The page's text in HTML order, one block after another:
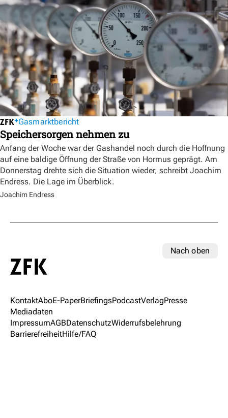
Gasmarktbericht
Speichersorgen nehmen zu
Anfang der Woche war der Gashandel noch durch die Hoffnung
auf eine baldige Öffnung der Straße von Hormus geprägt. Am
Donnerstag drehte sich die Situation wieder, schreibt Joachim
Endress. Die Lage im Überblick.
Joachim Endress
Nach oben
KontaktAboE-PaperBriefingsPodcastVerlagPresse
Mediadaten
ImpressumAGBDatenschutzWiderrufsbelehrung
BarrierefreiheitHilfe/FAQ